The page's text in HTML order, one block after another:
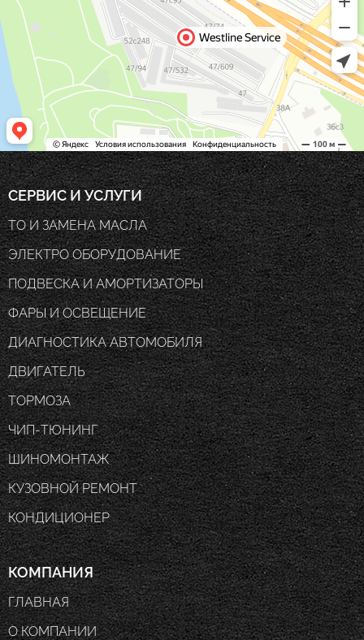
СЕРВИС И УСЛУГИ
ТО И ЗАМЕНА МАСЛА
ЭЛЕКТРО ОБОРУДОВАНИЕ
ПОДВЕСКА И АМОРТИЗАТОРЫ
ФАРЫ И ОСВЕЩЕНИЕ
ДИАГНОСТИКА АВТОМОБИЛЯ
ДВИГАТЕЛЬ
ТОРМОЗА
ЧИП-ТЮНИНГ
ШИНОМОНТАЖ
КУЗОВНОЙ РЕМОНТ
КОНДИЦИОНЕР
КОМПАНИЯ
ГЛАВНАЯ
О КОМПАНИИ